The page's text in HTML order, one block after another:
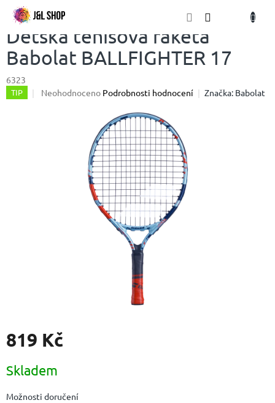
Přejít
obsah
Dětská tenisová raketa
Babolat BALLFIGHTER 17
6323
TIP
Průměrné
Neohodnoceno Podrobnosti hodnocení Značka: Babolat
819 Kč
cena:
Skladem
Možnosti doručení